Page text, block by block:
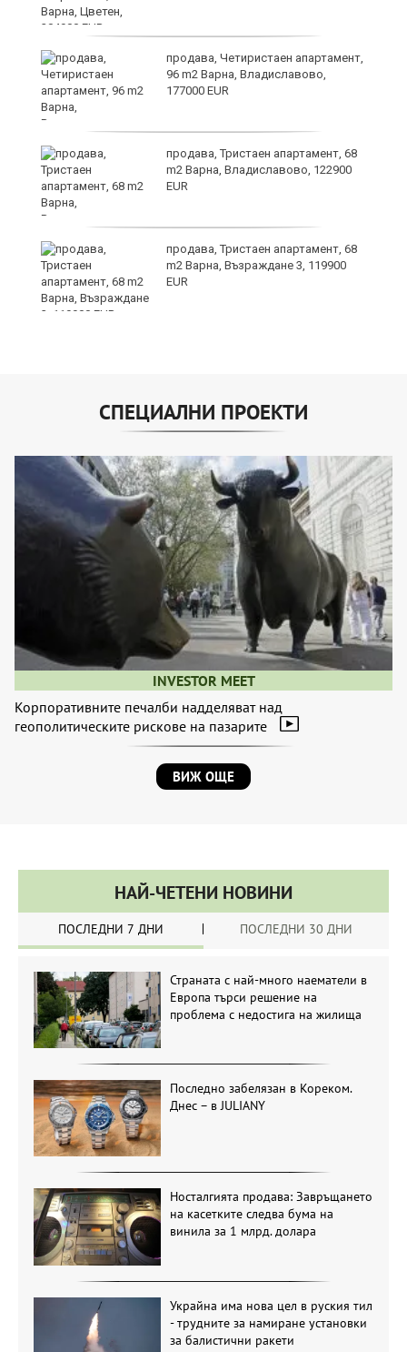
продава, Четиристаен апартамент,
96 m2 Варна, Владиславово,
177000 EUR
продава, Тристаен апартамент, 68
m2 Варна, Владиславово, 122900
EUR
продава, Тристаен апартамент, 68
m2 Варна, Възраждане 3, 119900
EUR
СПЕЦИАЛНИ ПРОЕКТИ
INVESTOR MEET
Корпоративните печалби надделяват над
геополитическите рискове на пазарите
ВИЖ ОЩЕ
НАЙ-ЧЕТЕНИ НОВИНИ
ПОСЛЕДНИ 7 ДНИ ПОСЛЕДНИ 30 ДНИ
Страната с най-много наематели в
Европа търси решение на
проблема с недостига на жилища
Последно забелязан в Кореком.
Днес – в JULIANY
Носталгията продава: Завръщането
на касетките следва бума на
винила за 1 млрд. долара
Украйна има нова цел в руския тил
- трудните за намиране установки
за балистични ракети